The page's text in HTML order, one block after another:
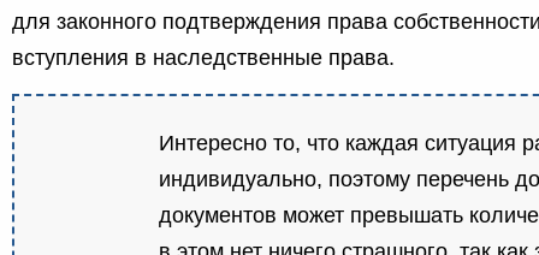
для законного подтверждения права
вступления в наследственные права.
Интересно то, что каждая ситуация
индивидуально, поэтому перечень
документов может превышать